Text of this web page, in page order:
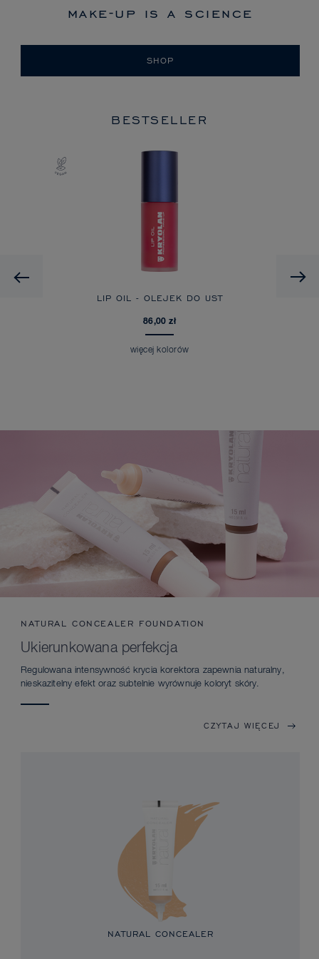
make-up is a science
SHOP
BESTSELLER
LIP OIL - OLEJEK DO UST
86,00 zł
więcej kolorów
NATURAL CONCEALER FOUNDATION
Ukierunkowana perfekcja
Regulowana intensywność krycia korektora zapewnia naturalny,
nieskazitelny efekt oraz subtelnie wyrównuje koloryt skóry.
CZYTAJ WIĘCEJ
NATURAL CONCEALER